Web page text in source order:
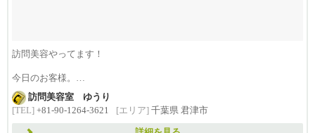
訪問美容やってます！
今日のお客様。
ご主人の介護を
奥様と息子様て看ている
訪問美容室 ゆうり
[TEL] +81-90-1264-3621 [エリア] 千葉県 君津市